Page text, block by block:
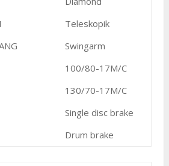
Teleskopik
Swingarm
100/80-17M/C
130/70-17M/C
Single disc brake
Drum brake